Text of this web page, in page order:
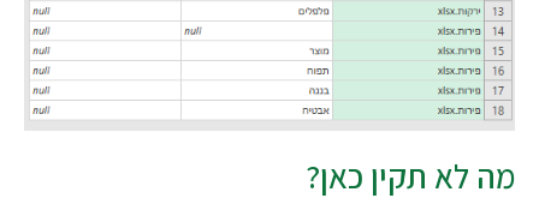
לא תקין כאן?